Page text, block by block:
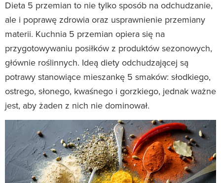
Dieta 5 przemian to nie tylko sposób na odchudzanie,
ale i poprawę zdrowia oraz usprawnienie przemiany
materii. Kuchnia 5 przemian opiera się na
przygotowywaniu posiłków z produktów sezonowych,
głównie roślinnych. Ideą diety odchudzającej są
potrawy stanowiące mieszankę 5 smaków: słodkiego,
ostrego, słonego, kwaśnego i gorzkiego, jednak ważne
jest, aby żaden z nich nie dominował.